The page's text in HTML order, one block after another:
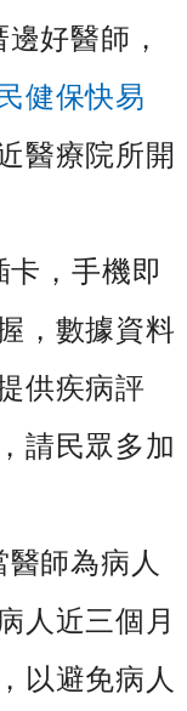
好醫師，
健保快易
醫療院所開
，手機即
，數據資料
供疾病評
請民眾多加
師為病人
人近三個月
以避免病人